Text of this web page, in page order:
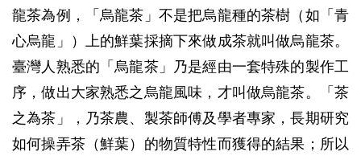
龍茶為例，「烏龍茶」不是把烏龍種的茶樹（如「青
心烏龍」）上的鮮葉採摘下來做成茶就叫做烏龍茶。
臺灣人熟悉的「烏龍茶」乃是經由一套特殊的製作工
序，做出大家熟悉之烏龍風味，才叫做烏龍茶。「茶
之為茶」，乃茶農、製茶師傅及學者專家，長期研究
如何操弄茶（鮮葉）的物質特性而獲得的結果；所以